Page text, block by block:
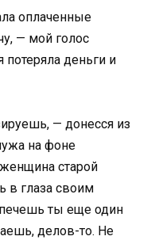
оплаченные
— мой голос
потеряла деньги и
— донесся из
на фоне
старой
в глаза своим
ты еще один
делов-то. Не